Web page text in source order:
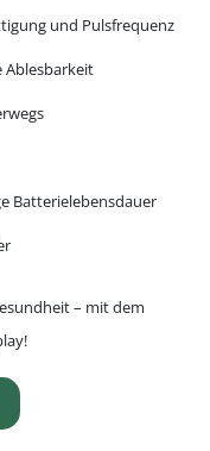
und Pulsfrequenz
Ablesbarkeit
Batterielebensdauer
– mit dem